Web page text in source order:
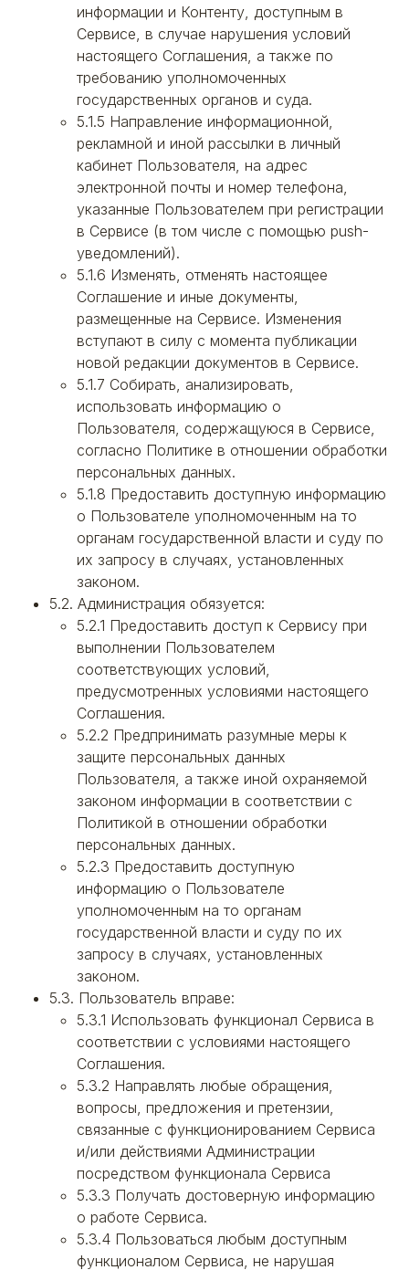
информации и Контенту, доступным в
Сервисе, в случае нарушения условий
настоящего Соглашения, а также по
требованию уполномоченных
государственных органов и суда.
5.1.5 Направление информационной,
рекламной и иной рассылки в личный
кабинет Пользователя, на адрес
электронной почты и номер телефона,
указанные Пользователем при регистрации
в Сервисе (в том числе с помощью push-
уведомлений).
5.1.6 Изменять, отменять настоящее
Соглашение и иные документы,
размещенные на Сервисе. Изменения
вступают в силу с момента публикации
новой редакции документов в Сервисе.
5.1.7 Собирать, анализировать,
использовать информацию о
Пользователя, содержащуюся в Сервисе,
согласно Политике в отношении обработки
персональных данных.
5.1.8 Предоставить доступную информацию
о Пользователе уполномоченным на то
органам государственной власти и суду по
их запросу в случаях, установленных
законом.
5.2. Администрация обязуется:
5.2.1 Предоставить доступ к Сервису при
выполнении Пользователем
соответствующих условий,
предусмотренных условиями настоящего
Соглашения.
5.2.2 Предпринимать разумные меры к
защите персональных данных
Пользователя, а также иной охраняемой
законом информации в соответствии с
Политикой в отношении обработки
персональных данных.
5.2.3 Предоставить доступную
информацию о Пользователе
уполномоченным на то органам
государственной власти и суду по их
запросу в случаях, установленных
законом.
5.3. Пользователь вправе:
5.3.1 Использовать функционал Сервиса в
соответствии с условиями настоящего
Соглашения.
5.3.2 Направлять любые обращения,
вопросы, предложения и претензии,
связанные с функционированием Сервиса
и/или действиями Администрации
посредством функционала Сервиса
5.3.3 Получать достоверную информацию
о работе Сервиса.
5.3.4 Пользоваться любым доступным
функционалом Сервиса, не нарушая